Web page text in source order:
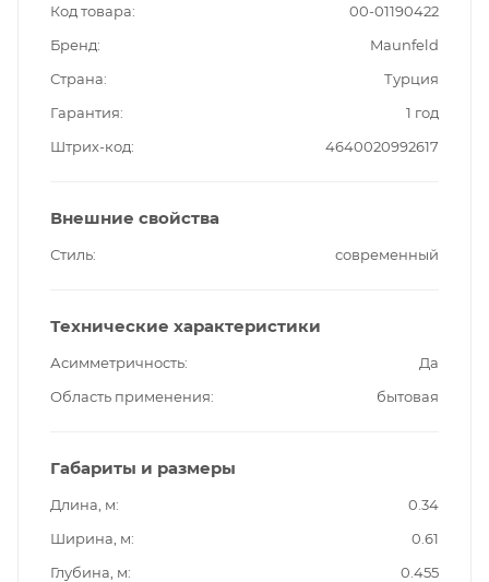
Код товара
00-01190422
Бренд
Maunfeld
Страна
Турция
Гарантия
1 год
Штрих-код
4640020992617
Внешние свойства
Стиль современный
Технические характеристики
Асимметричность
Да
Область применения
бытовая
Габариты и размеры
Длина, м
0.34
Ширина, м
0.61
Глубина, м
0.455